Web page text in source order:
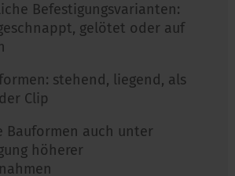
Befestigungsvarianten:
gelötet oder auf
stehend, liegend, als
Clip
Bauformen auch unter
höherer